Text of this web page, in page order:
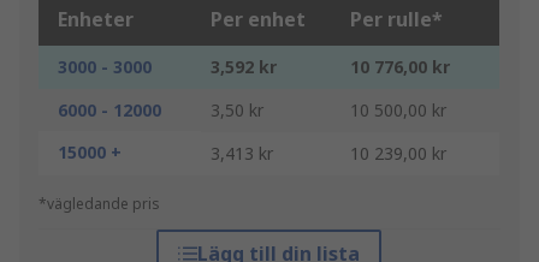
Enheter Per enhet Per rulle*
3000 - 3000 3,592 kr
10 776,00 kr
6000 - 12000
3,50 kr
10 500,00 kr
15000 +
3,413 kr 10 239,00 kr
*vägledande pris
Lägg till din lista